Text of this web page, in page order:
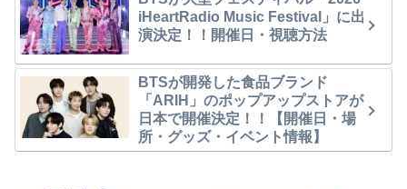
iHeartRadio Music Festival」に出
演決定！！開催日・視聴方法
BTSが開発した食品ブランド
「ARIH」のポップアップストアが
日本で開催決定！！【開催日・場
所・グッズ・イベント情報】